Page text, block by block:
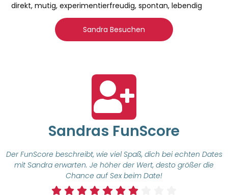
direkt, mutig, experimentierfreudig, spontan, lebendig
Sandra Besuchen
Sandras FunScore
Der FunScore beschreibt, wie viel Spaß, dich bei echten Dates
mit Sandra erwarten. Je höher der Wert, desto größer die
Chance auf Sex beim Date!